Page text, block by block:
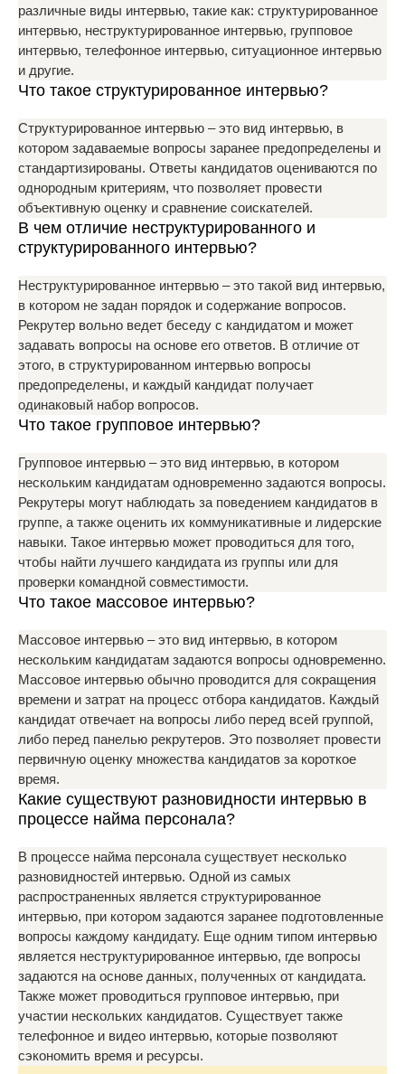
различные виды интервью, такие как: структурированное
интервью, неструктурированное интервью, групповое
интервью, телефонное интервью, ситуационное интервью
и другие.
Что такое структурированное интервью?
Структурированное интервью – это вид интервью, в
котором задаваемые вопросы заранее предопределены и
стандартизированы. Ответы кандидатов оцениваются по
однородным критериям, что позволяет провести
объективную оценку и сравнение соискателей.
В чем отличие неструктурированного и
структурированного интервью?
Неструктурированное интервью – это такой вид интервью,
в котором не задан порядок и содержание вопросов.
Рекрутер вольно ведет беседу с кандидатом и может
задавать вопросы на основе его ответов. В отличие от
этого, в структурированном интервью вопросы
предопределены, и каждый кандидат получает
одинаковый набор вопросов.
Что такое групповое интервью?
Групповое интервью – это вид интервью, в котором
нескольким кандидатам одновременно задаются вопросы.
Рекрутеры могут наблюдать за поведением кандидатов в
группе, а также оценить их коммуникативные и лидерские
навыки. Такое интервью может проводиться для того,
чтобы найти лучшего кандидата из группы или для
проверки командной совместимости.
Что такое массовое интервью?
Массовое интервью – это вид интервью, в котором
нескольким кандидатам задаются вопросы одновременно.
Массовое интервью обычно проводится для сокращения
времени и затрат на процесс отбора кандидатов. Каждый
кандидат отвечает на вопросы либо перед всей группой,
либо перед панелью рекрутеров. Это позволяет провести
первичную оценку множества кандидатов за короткое
время.
Какие существуют разновидности интервью в
процессе найма персонала?
В процессе найма персонала существует несколько
разновидностей интервью. Одной из самых
распространенных является структурированное
интервью, при котором задаются заранее подготовленные
вопросы каждому кандидату. Еще одним типом интервью
является неструктурированное интервью, где вопросы
задаются на основе данных, полученных от кандидата.
Также может проводиться групповое интервью, при
участии нескольких кандидатов. Существует также
телефонное и видео интервью, которые позволяют
сэкономить время и ресурсы.